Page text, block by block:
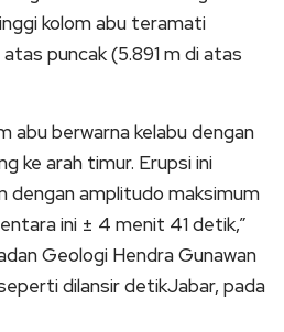
kolom abu teramati
puncak (5.891 m di atas
abu berwarna kelabu dengan
ke arah timur. Erupsi ini
dengan amplitudo maksimum
ini ± 4 menit 41 detik,”
Geologi Hendra Gunawan
dilansir detikJabar, pada